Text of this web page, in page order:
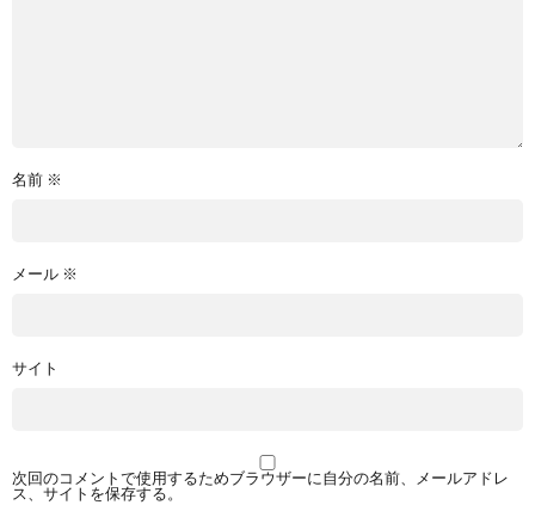
名前 ※
メール ※
サイト
次回のコメントで使用するためブラウザーに自分の名前、メールアドレ
ス、サイトを保存する。